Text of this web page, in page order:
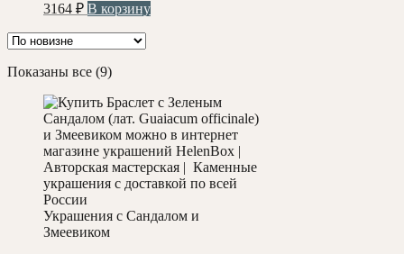
3164 ₽ В корзину
Показаны все (9)Сортировка:
недавние
Украшения с Сандалом и
Змеевиком